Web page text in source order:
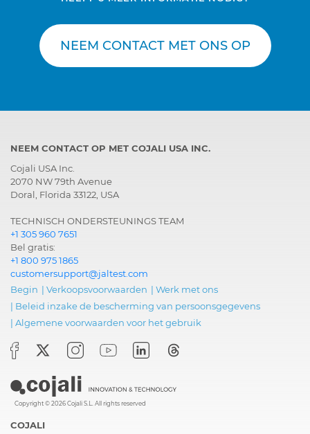
NEEM CONTACT MET ONS OP
NEEM CONTACT OP MET COJALI USA INC.
Cojali USA Inc.
2070 NW 79th Avenue
Doral, Florida 33122, USA
TECHNISCH ONDERSTEUNINGS TEAM
+1 305 960 7651
Bel gratis:
+1 800 975 1865
customersupport@jaltest.com
Begin | Verkoopsvoorwaarden | Werk met ons
| Beleid inzake de bescherming van persoonsgegevens
| Algemene voorwaarden voor het gebruik
Copyright © 2026 Cojali S.L. All rights reserved
COJALI